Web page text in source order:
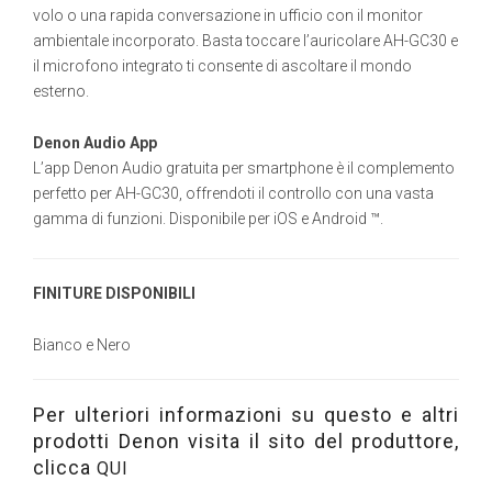
volo o una rapida conversazione in ufficio con il monitor
ambientale incorporato. Basta toccare l’auricolare AH-GC30 e
il microfono integrato ti consente di ascoltare il mondo
esterno.
Denon Audio App
L’app Denon Audio gratuita per smartphone è il complemento
perfetto per AH-GC30, offrendoti il controllo con una vasta
gamma di funzioni. Disponibile per iOS e Android ™.
FINITURE DISPONIBILI
Bianco e Nero
Per ulteriori informazioni su questo e altri
prodotti Denon visita il sito del produttore,
clicca QUI